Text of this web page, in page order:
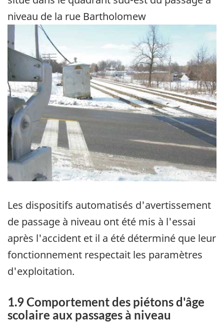
niveau de la rue Bartholomew
Image
Les dispositifs automatisés d'avertissement
de passage à niveau ont été mis à l'essai
après l'accident et il a été déterminé que leur
fonctionnement respectait les paramètres
d'exploitation.
1.9 Comportement des piétons d'âge
scolaire aux passages à niveau